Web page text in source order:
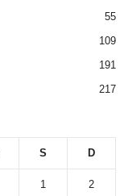
55
109
191
217
S D
1 2